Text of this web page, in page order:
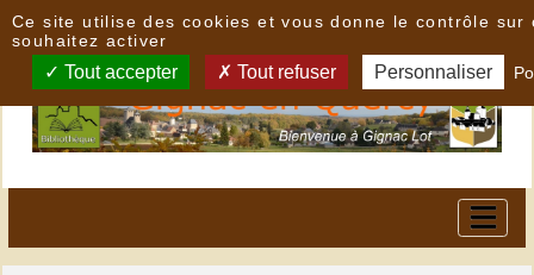
Ce site utilise des cookies et vous donne le contrôle sur
souhaitez activer
Tout accepter Tout refuser Personnaliser